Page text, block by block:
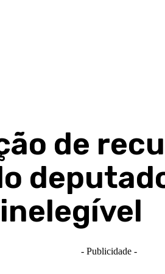
de
- Publicidade -